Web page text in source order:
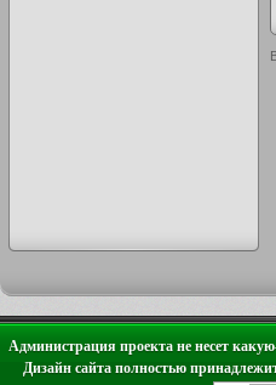
Администрация проекта не несет
Дизайн сайта полностью